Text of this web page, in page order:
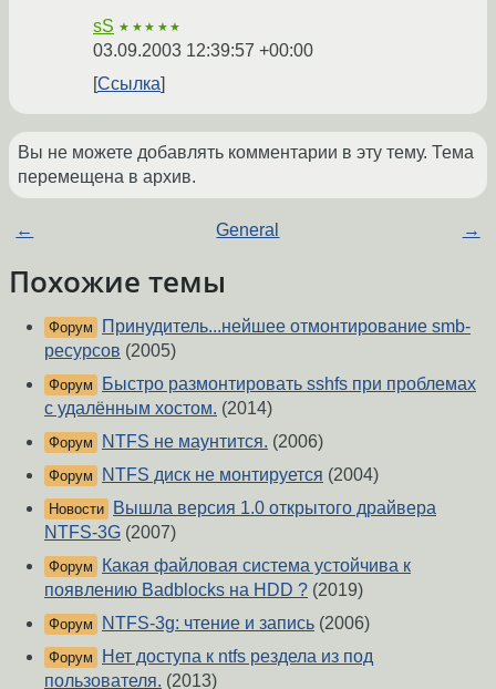
sS ★★★★★
03.09.2003 12:39:57 +00:00
Ссылка
Вы не можете добавлять комментарии в эту тему. Тема
перемещена в архив.
← General →
Похожие темы
Форум
Принудитель...нейшее отмонтирование smb-
ресурсов (2005)
Форум
Быстро размонтировать sshfs при проблемах
с удалённым хостом. (2014)
Форум NTFS не маунтится. (2006)
Форум NTFS диск не монтируется (2004)
Новости
Вышла версия 1.0 открытого драйвера
NTFS-3G (2007)
Форум
Какая файловая система устойчива к
появлению Badblocks на HDD ? (2019)
Форум NTFS-3g: чтение и запись (2006)
Форум
Нет доступа к ntfs рездела из под
пользователя. (2013)